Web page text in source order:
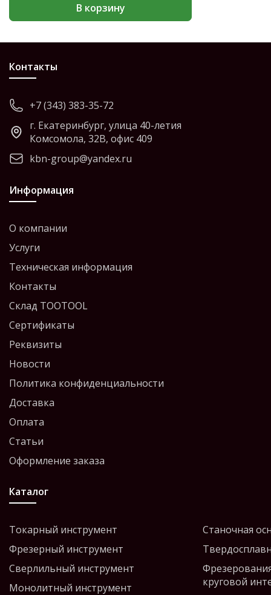
В корзину
Контакты
+7 (343) 383-35-72
г. Екатеринбург, улица 40-летия
Комсомола, 32В, офис 409
kbn-group@yandex.ru
Информация
О компании
Услуги
Техническая информация
Контакты
Склад TOOTOOL
Сертификаты
Реквизиты
Новости
Политика конфиденциальности
Доставка
Оплата
Статьи
Оформление заказа
Каталог
Токарный инструмент
Фрезерный инструмент
Сверлильный инструмент
Монолитный инструмент
Станочная
круговой